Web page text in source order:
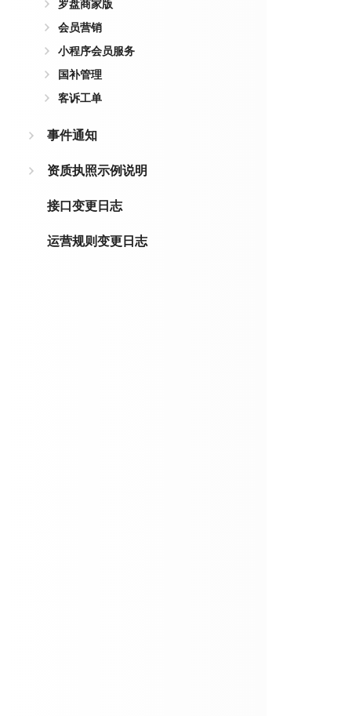
罗盘商家版
会员营销
小程序会员服务
国补管理
客诉工单
事件通知
资质执照示例说明
接口变更日志
运营规则变更日志